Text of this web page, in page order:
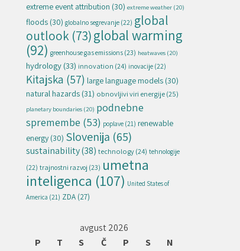
extreme event attribution (30) extreme weather (20)
floods (30) globalno segrevanje (22) global
outlook (73)global warming
(92) greenhouse gas emissions (23) heatwaves (20)
hydrology(33) innovation (24) inovacije (22)
Kitajska (57) large language models (30)
natural hazards (31) obnovljivi viri energije(25)
planetary boundaries (20) podnebne
spremembe (53) poplave (21) renewable
energy (30) Slovenija (65)
sustainability(38) technology(24) tehnologije
(22) trajnostni razvoj (23) umetna
inteligenca (107) United States of
America (21) ZDA (27)
avgust 2026
P
T S Č P S N